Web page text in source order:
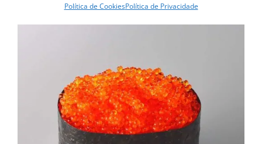
Política de CookiesPolítica de Privacidade
variants.
chosen